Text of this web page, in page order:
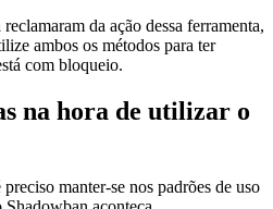
da ação dessa ferramenta,
ambos os métodos para ter
com bloqueio.
na hora de utilizar o
manter-se nos padrões de uso